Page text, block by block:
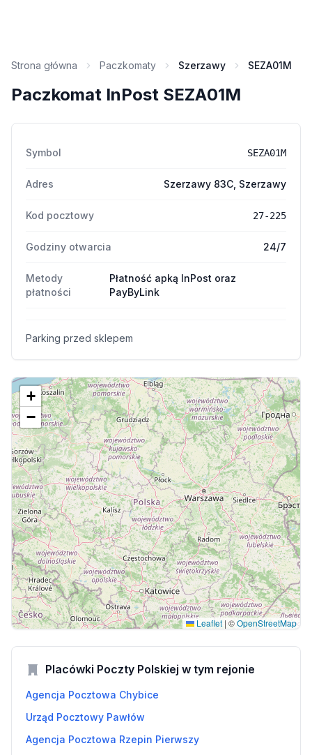
Strona główna Paczkomaty Szerzawy SEZA01M
Paczkomat InPost SEZA01M
Symbol SEZA01M
Adres Szerzawy 83C, Szerzawy
Kod pocztowy 27-225
Godziny otwarcia 24/7
Metody
płatności
Płatność apką InPost oraz
PayByLink
Parking przed sklepem
+
−
Leaflet | ©OpenStreetMap
Placówki Poczty Polskiej w tym rejonie
Agencja Pocztowa Chybice
Urząd Pocztowy Pawłów
Agencja Pocztowa Rzepin Pierwszy